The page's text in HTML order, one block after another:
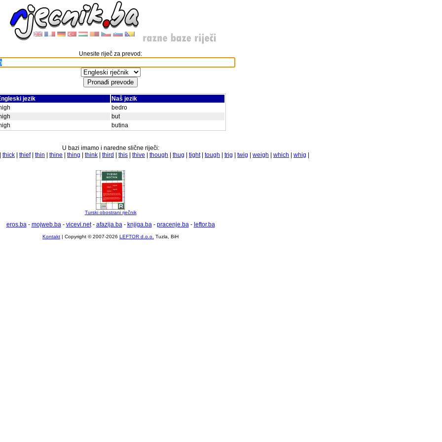
Unesite riječ za prevod:
jezik
Naš jezik
bedro
but
butina
U bazi imamo i naredne slične riječi:
thick thief| thin thine thing think third this thive though thug tight| tough trig twig weigh which whig
Turski obostrani rječnik
eros.ba- mojweb.ba- vicevi.net- afazija.ba- knjiga.ba- pracenje.ba- leftor.ba
Kontakt | Copyright © 2007-2026 LEFTOR d.o.o. Tuzla, BiH